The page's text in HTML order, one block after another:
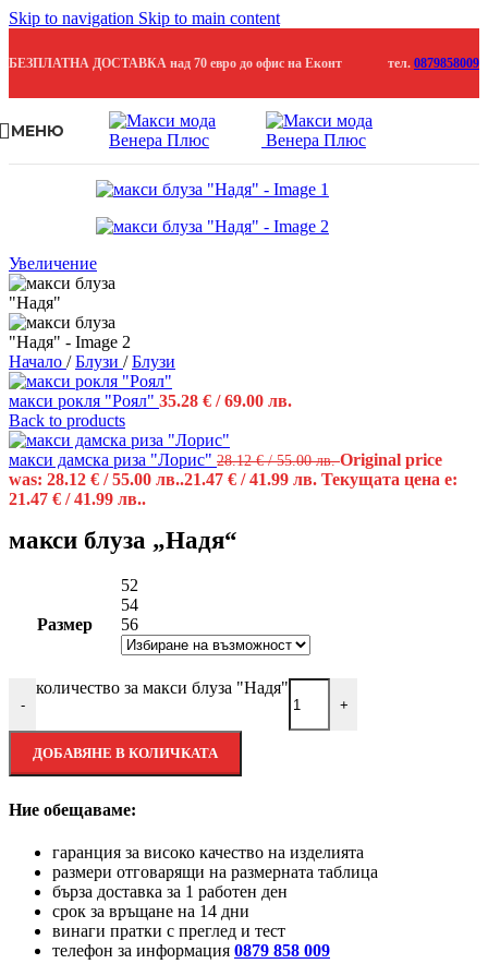
Skip to navigation Skip to main content
БЕЗПЛАТНА ДОСТАВКА над 70 евро до офис на Еконт тел. 0879858009
МЕНЮ
Увеличение
Начало / Блузи / Блузи
макси рокля "Роял" 35.28 € / 69.00 лв.
Back to products
макси дамска риза "Лорис" 28.12€/ 55.00 лв.Original price
was: 28.12 € / 55.00 лв..21.47 € / 41.99 лв. Текущата цена е:
21.47 € / 41.99 лв..
макси блуза „Надя“
Размер
52
54
56
-
количество за макси блуза "Надя"
+
ДОБАВЯНЕ В КОЛИЧКАТА
Ние обещаваме:
гаранция за високо качество на изделията
размери отговарящи на размерната таблица
бърза доставка за 1 работен ден
срок за връщане на 14 дни
винаги пратки с преглед и тест
телефон за информация 0879 858 009